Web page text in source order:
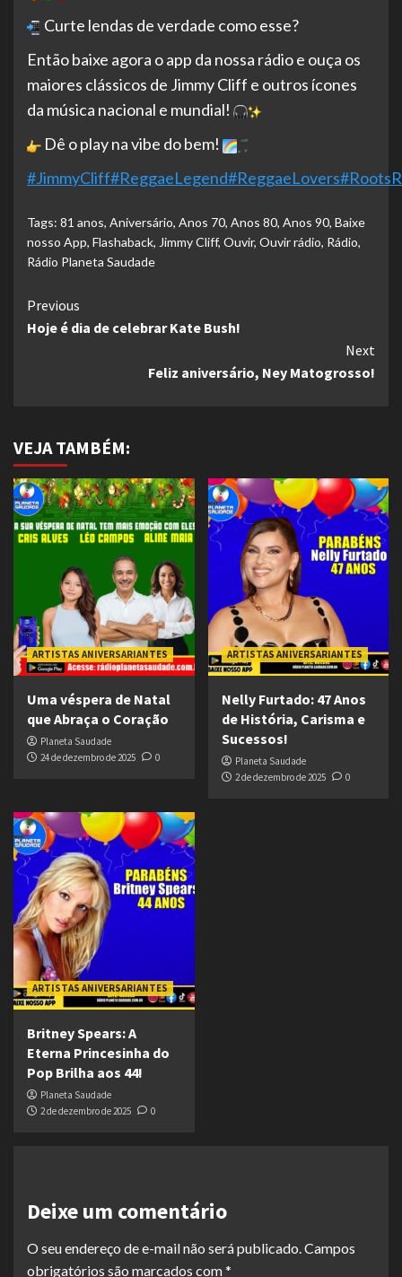
Curte lendas de verdade como esse?
Então baixe agora o app da nossa rádio e ouça os
maiores clássicos de Jimmy Cliff e outros ícones
da música nacional e mundial!
Dê o play na vibe do bem!
#JimmyCliff#ReggaeLegend#ReggaeLovers
Tags: 81 anos, Aniversário, Anos 70, Anos 80, Anos 90, Baixe
nosso App, Flashaback, Jimmy Cliff, Ouvir, Ouvir rádio, Rádio,
Rádio Planeta Saudade
Continue
Reading
Previous
Hoje é dia de celebrar Kate Bush!
Next
Feliz aniversário, Ney Matogrosso!
VEJA TAMBÉM:
ARTISTAS ANIVERSARIANTES
Uma véspera de Natal
que Abraça o Coração
Planeta Saudade
24 de dezembro de 2025
0
ARTISTAS ANIVERSARIANTES
Nelly Furtado: 47 Anos
de História, Carisma e
Sucessos!
Planeta Saudade
2 de dezembro de 2025
0
ARTISTAS ANIVERSARIANTES
Britney Spears: A
Eterna Princesinha do
Pop Brilha aos 44!
Planeta Saudade
2 de dezembro de 2025
0
Deixe um comentário
O seu endereço de e-mail não será publicado.Campos
obrigatórios são marcados com*